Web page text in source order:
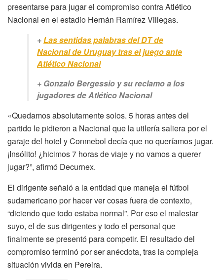
presentarse para jugar el compromiso contra Atlético
Nacional en el estadio Hernán Ramírez Villegas.
+Las sentidas palabras del DT de
Nacional de Uruguay tras el juego ante
Atlético Nacional
+ Gonzalo Bergessio y su reclamo a los
jugadores de Atlético Nacional
«Quedamos absolutamente solos. 5 horas antes del
partido le pidieron a Nacional que la utilería saliera por el
garaje del hotel y Conmebol decía que no queríamos jugar.
¡Insólito! ¿hicimos 7 horas de viaje y no vamos a querer
jugar?”, afirmó Decurnex.
El dirigente señaló a la entidad que maneja el fútbol
sudamericano por hacer ver cosas fuera de contexto,
“diciendo que todo estaba normal”. Por eso el malestar
suyo, el de sus dirigentes y todo el personal que
finalmente se presentó para competir. El resultado del
compromiso terminó por ser anécdota, tras la compleja
situación vivida en Pereira.